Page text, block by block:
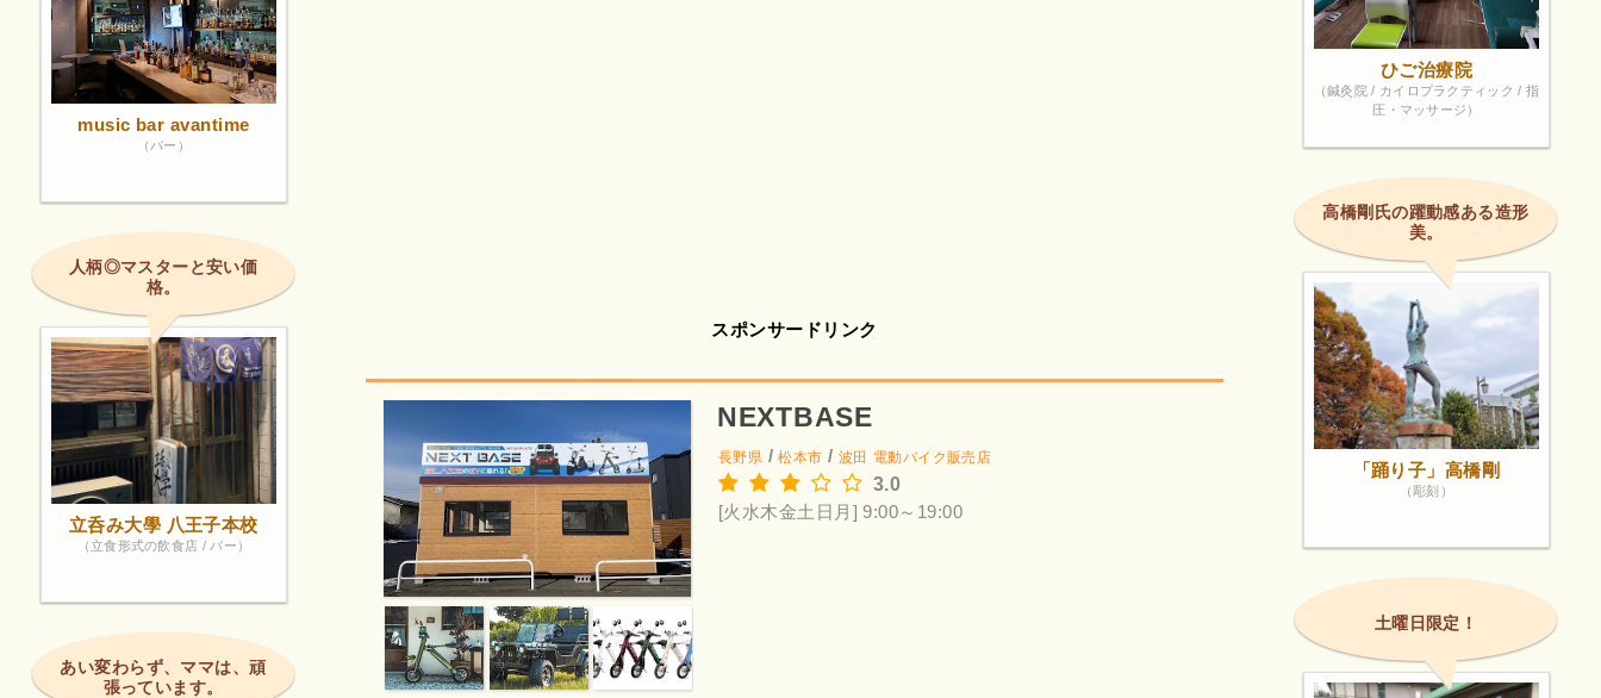
スポンサードリンク
NEXTBASE
長野県 /松本市 / 波田 電動バイク販売店
3.0
[火水木金土日月] 9:00～19:00
music bar avantime
（バー）
人柄◎マスターと安い価
格。
立呑み大學 八王子本校
（立食形式の飲食店 / バー）
あい変わらず、ママは、頑
張っています。
ひご治療院
（鍼灸院 / カイロプラクティック / 指
圧・マッサージ）
高橋剛氏の躍動感ある造形
美。
「踊り子」高橋剛
（彫刻）
土曜日限定！